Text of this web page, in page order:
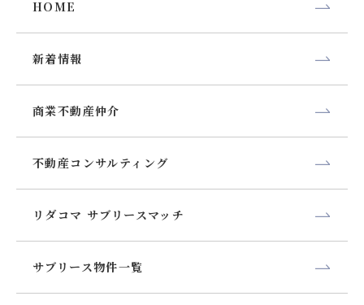
HOME
新着情報
商業不動産仲介
不動産コンサルティング
リダコマ サブリースマッチ
サブリース物件一覧